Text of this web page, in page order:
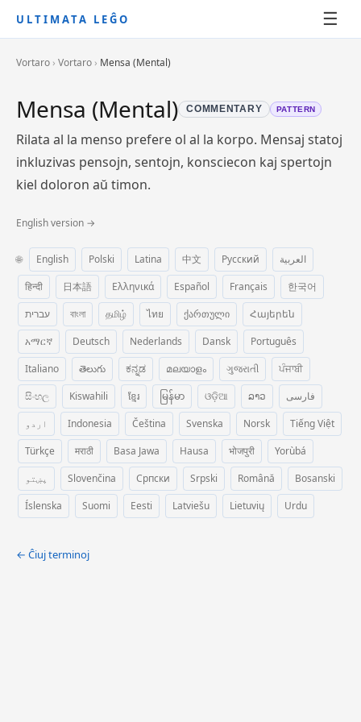
ULTIMATA LEĜO ☰
Vortaro › Vortaro › Mensa (Mental)
Mensa (Mental) COMMENTARY PATTERN
Rilata al la menso prefere ol al la korpo. Mensaj statoj
inkluzivas pensojn, sentojn, konsciecon kaj spertojn
kiel doloron aŭ timon.
English version →
🌐 English Polski Latina 中文 Русский
العربية
हिन्दी
日本語 Ελληνικά Español Français
한국어
עברית
বাংলা தமிழ் ไทย ქართული
Հայերեն
አማርኛ
Deutsch Nederlands Dansk
Português
Italiano
తెలుగు ಕನ್ನಡ മലയാളം ગુજરાતી
ਪੰਜਾਬੀ
සිංහල
Kiswahili ខ្មែរ မြန်မာ ଓଡ଼ିଆ ລາວ
فارسی
اردو
Indonesia Čeština Svenska Norsk
Tiếng Việt
Türkçe
मराठी Basa Jawa Hausa भोजपुरी
Yorùbá
پښتو
Slovenčina Српски Srpski Română
Bosanski
Íslenska
Suomi Eesti Latviešu Lietuvių Urdu
← Ĉiuj terminoj